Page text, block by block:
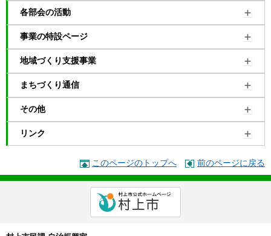
各部会の活動
事業の特設ページ
地域づくり支援事業
まちづくり通信
その他
リンク
このページのトップへ 前のページに戻る